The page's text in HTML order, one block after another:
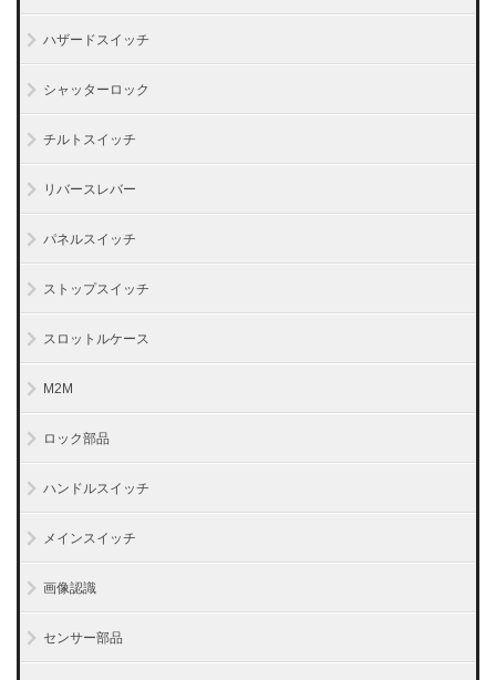
ハザードスイッチ
シャッターロック
チルトスイッチ
リバースレバー
パネルスイッチ
ストップスイッチ
スロットルケース
M2M
ロック部品
ハンドルスイッチ
メインスイッチ
画像認識
センサー部品